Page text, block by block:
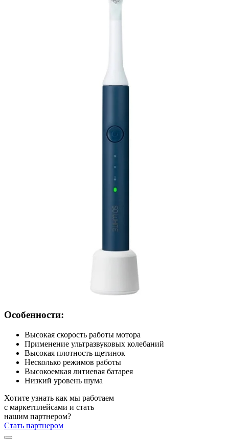
Особенности:
Высокая скорость работы мотора
Применение ультразвуковых колебаний
Высокая плотность щетинок
Несколько режимов работы
Высокоемкая литиевая батарея
Низкий уровень шума
Хотите узнать как мы работаем
с маркетплейсами и стать
нашим партнером?
Стать партнером